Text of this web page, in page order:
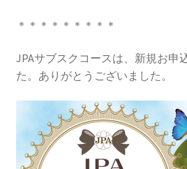
＊＊＊＊＊＊＊＊＊
JPAサブスクコースは、新規お申
た。ありがとうございました。